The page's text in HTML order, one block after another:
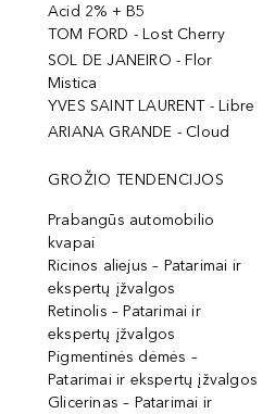
Acid 2% + B5
TOM FORD - Lost Cherry
SOL DE JANEIRO - Flor
Mistica
YVES SAINT LAURENT - Libre
ARIANA GRANDE - Cloud
GROŽIO TENDENCIJOS
Prabangūs automobilio
kvapai
Ricinos aliejus – Patarimai ir
ekspertų įžvalgos
Retinolis – Patarimai ir
ekspertų įžvalgos
Pigmentinės dėmės –
Patarimai ir ekspertų įžvalgos
Glicerinas – Patarimai ir